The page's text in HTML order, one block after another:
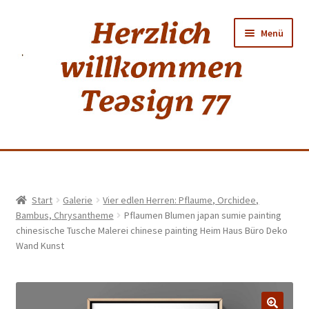
springen
springen
Menü
shop
Neuer Tee
Start Galerie
Vier edlen Herren: Pflaume, Orchidee,
Bambus, Chrysantheme
Pflaumen Blumen japan sumie painting
chinesische Tusche Malerei chinese painting Heim Haus Büro Deko
Wand Kunst